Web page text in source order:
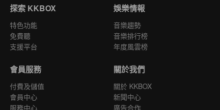
探索 KKBOX
特色功能
免費聽
支援平台
娛樂情報
音樂趨勢
音樂排行榜
年度風雲榜
會員服務
付費及儲值
會員中心
服務中心
關於我們
關於 KKBOX
新聞中心
廣告合作